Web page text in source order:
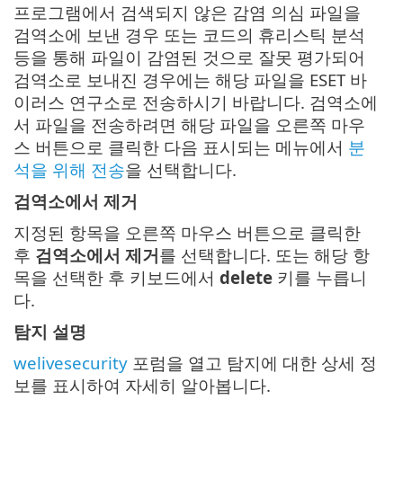
프로그램에서 검색되지 않은 감염 의심 파일을
검역소에 보낸 경우 또는 코드의 휴리스틱 분석
등을 통해 파일이 감염된 것으로 잘못 평가되어
검역소로 보내진 경우에는 해당 파일을 ESET 바
이러스 연구소로 전송하시기 바랍니다. 검역소에
서 파일을 전송하려면 해당 파일을 오른쪽 마우
스 버튼으로 클릭한 다음 표시되는 메뉴에서 분
석을 위해 전송을 선택합니다.
검역소에서 제거
지정된 항목을 오른쪽 마우스 버튼으로 클릭한
후 검역소에서 제거를 선택합니다. 또는 해당 항
목을 선택한 후 키보드에서 delete 키를 누릅니
다.
탐지 설명
welivesecurity 포럼을 열고 탐지에 대한 상세 정
보를 표시하여 자세히 알아봅니다.